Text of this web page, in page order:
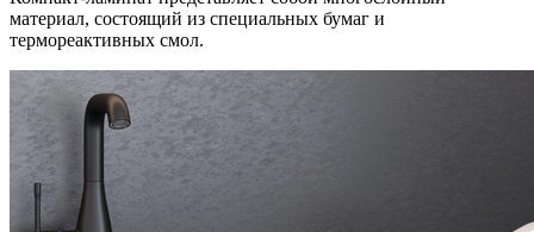
материал, состоящий из специальных бумаг и
термореактивных смол.